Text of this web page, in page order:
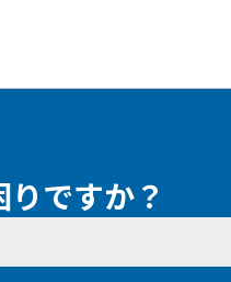
ですか？